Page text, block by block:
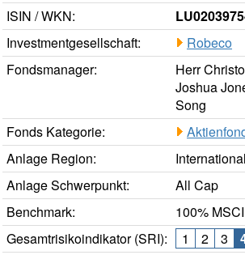
ISIN / WKN:
Investmentgesellschaft:
Robeco
Fondsmanager:
Herr
Joshua
Song
Fonds Kategorie:
Anlage Region:
International
Anlage Schwerpunkt:
All Cap
Benchmark:
100%
Gesamtrisikoindikator (SRI):
1 2 3